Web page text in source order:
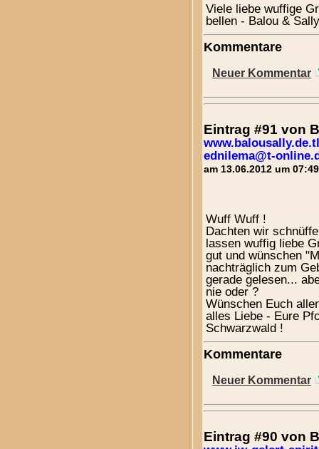
Viele liebe wuffige
bellen - Balou & Sally
Kommentare
Neuer Kommentar
Eintrag #91 von
www.balousally.de.tl
ednilema@t-
am 13.06.2012 um
Wuff Wuff !
Dachten wir
lassen wuffig liebe
gut und wünschen
nachträglich zum
gerade gelesen...
nie oder ?
Wünschen Euch
alles Liebe - Eure
Schwarzwald !
Kommentare
Neuer Kommentar
Eintrag #90 von